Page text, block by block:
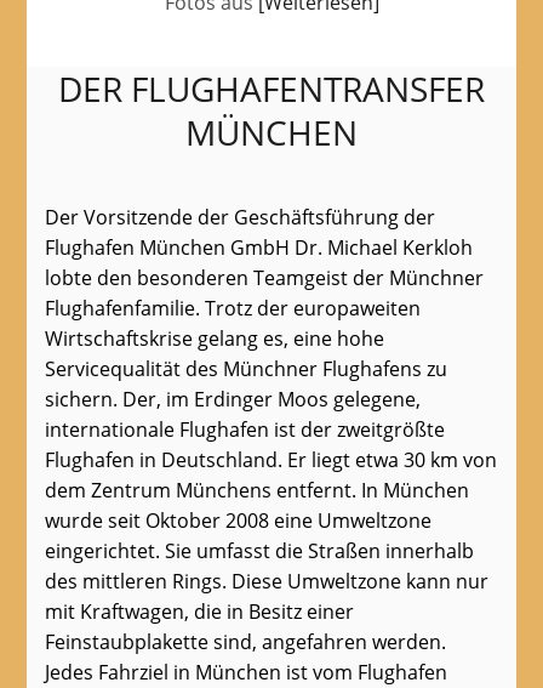
DER FLUGHAFENTRANSFER
MÜNCHEN
Der Vorsitzende der Geschäftsführung der
Flughafen München GmbH Dr. Michael Kerkloh
lobte den besonderen Teamgeist der Münchner
Flughafenfamilie. Trotz der europaweiten
Wirtschaftskrise gelang es, eine hohe
Servicequalität des Münchner Flughafens zu
sichern. Der, im Erdinger Moos gelegene,
internationale Flughafen ist der zweitgrößte
Flughafen in Deutschland. Er liegt etwa 30 km von
dem Zentrum Münchens entfernt. In München
wurde seit Oktober 2008 eine Umweltzone
eingerichtet. Sie umfasst die Straßen innerhalb
des mittleren Rings. Diese Umweltzone kann nur
mit Kraftwagen, die in Besitz einer
Feinstaubplakette sind, angefahren werden.
Jedes Fahrziel in München ist vom Flughafen